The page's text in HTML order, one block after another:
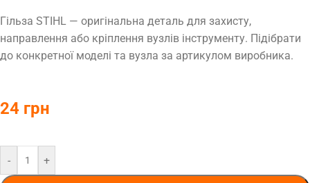
Гільза STIHL — оригінальна деталь для захисту,
направлення або кріплення вузлів інструменту. Підібрати
до конкретної моделі та вузла за артикулом виробника.
24 грн
- +